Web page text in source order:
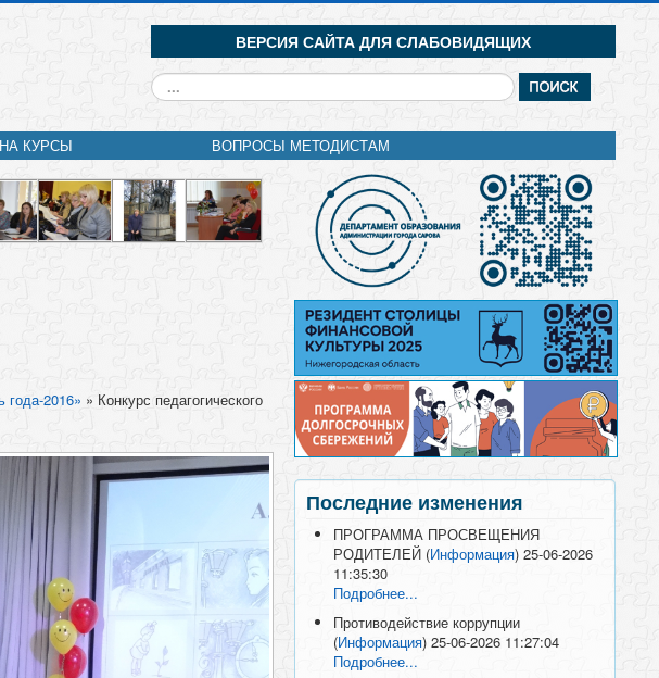
ВЕРСИЯ САЙТА ДЛЯ СЛАБОВИДЯЩИХ
Искать...
КУРСЫ ВОПРОСЫ МЕТОДИСТАМ
года-2016» » Конкурс педагогического
Последние изменения
ПРОГРАММА ПРОСВЕЩЕНИЯ
РОДИТЕЛЕЙ (Информация)25-06-2026
11:35:30
Подробнее...
Противодействие коррупции
(Информация)25-06-2026 11:27:04
Подробнее...